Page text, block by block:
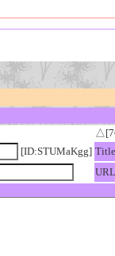
[ID:STUMaKgg] Title
URL